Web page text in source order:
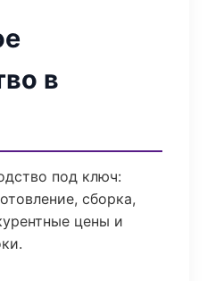
в
под ключ:
сборка,
цены и